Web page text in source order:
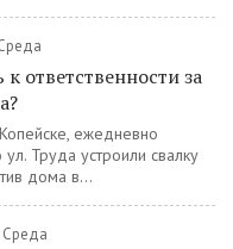
ответственности за
ежедневно
Труда устроили свалку
дома в...
Среда